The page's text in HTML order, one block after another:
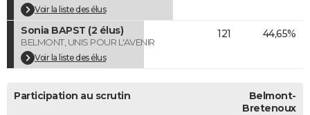
FORUM
Bricolage
Lifestyle
Culture
Sport
Auto
Television
Voyage
Cinema
Voir la liste des élus
Sonia BAPST (2 élus)
BELMONT, UNIS POUR L'AVENIR
Voir la liste des élus
121 44,65%
Participation au scrutin
Belmont-
Bretenoux